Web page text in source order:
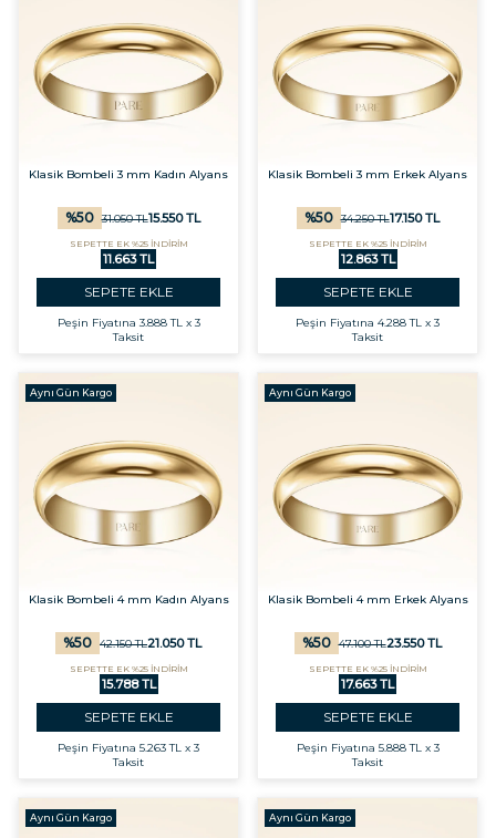
Klasik Bombeli 3 mm Kadın Alyans
%50 31.050TL15.550TL
SEPETTE EK %25 İNDİRİM
11.663 TL
SEPETE EKLE
Peşin Fiyatına 3.888 TL x 3
Taksit
Klasik Bombeli 3 mm Erkek Alyans
%50 34.250TL17.150TL
SEPETTE EK %25 İNDİRİM
12.863 TL
SEPETE EKLE
Peşin Fiyatına 4.288 TL x 3
Taksit
Aynı Gün Kargo
Klasik Bombeli 4 mm Kadın Alyans
%50 42.150TL21.050TL
SEPETTE EK %25 İNDİRİM
15.788 TL
SEPETE EKLE
Peşin Fiyatına 5.263 TL x 3
Taksit
Aynı Gün Kargo
Klasik Bombeli 4 mm Erkek Alyans
%50 47.100TL23.550TL
SEPETTE EK %25 İNDİRİM
17.663 TL
SEPETE EKLE
Peşin Fiyatına 5.888 TL x 3
Taksit
Aynı Gün Kargo Aynı Gün Kargo